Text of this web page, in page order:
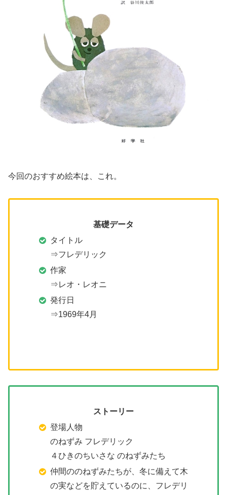
今回のおすすめ絵本は、これ。
基礎データ
タイトル
⇒フレデリック
作家
⇒レオ・レオニ
発行日
⇒1969年4月
ストーリー
登場人物
のねずみ フレデリック
４ひきのちいさな のねずみたち
仲間ののねずみたちが、冬に備えて木
の実などを貯えているのに、フレデリ